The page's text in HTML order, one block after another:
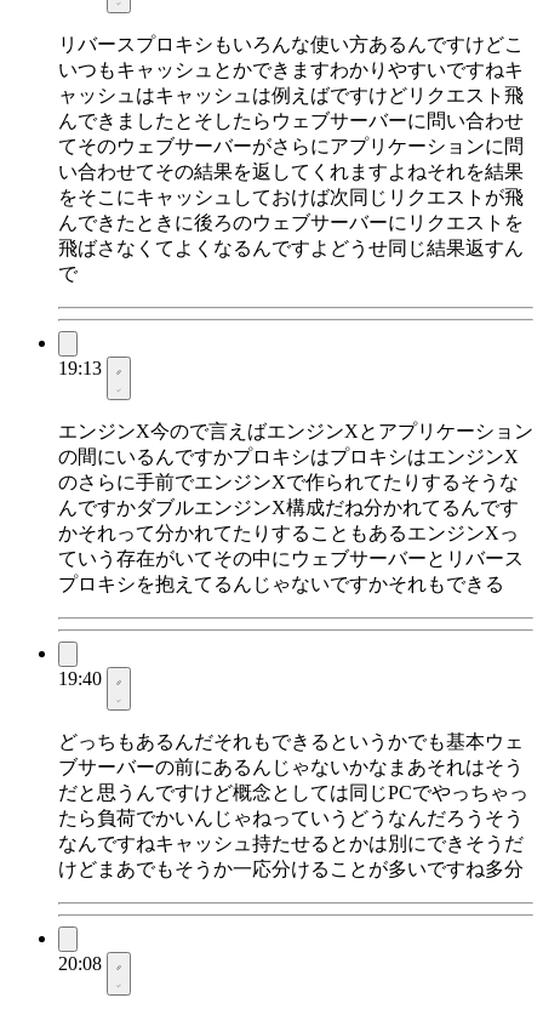
リバースプロキシもいろんな使い方あるんですけどこ
いつもキャッシュとかできますわかりやすいですねキ
ャッシュはキャッシュは例えばですけどリクエスト飛
んできましたとそしたらウェブサーバーに問い合わせ
てそのウェブサーバーがさらにアプリケーションに問
い合わせてその結果を返してくれますよねそれを結果
をそこにキャッシュしておけば次同じリクエストが飛
んできたときに後ろのウェブサーバーにリクエストを
飛ばさなくてよくなるんですよどうせ同じ結果返すん
で
19:13
エンジンX今ので言えばエンジンXとアプリケーション
の間にいるんですかプロキシはプロキシはエンジンX
のさらに手前でエンジンXで作られてたりするそうな
んですかダブルエンジンX構成だね分かれてるんです
かそれって分かれてたりすることもあるエンジンXっ
ていう存在がいてその中にウェブサーバーとリバース
プロキシを抱えてるんじゃないですかそれもできる
19:40
どっちもあるんだそれもできるというかでも基本ウェ
ブサーバーの前にあるんじゃないかなまあそれはそう
だと思うんですけど概念としては同じPCでやっちゃっ
たら負荷でかいんじゃねっていうどうなんだろうそう
なんですねキャッシュ持たせるとかは別にできそうだ
けどまあでもそうか一応分けることが多いですね多分
20:08